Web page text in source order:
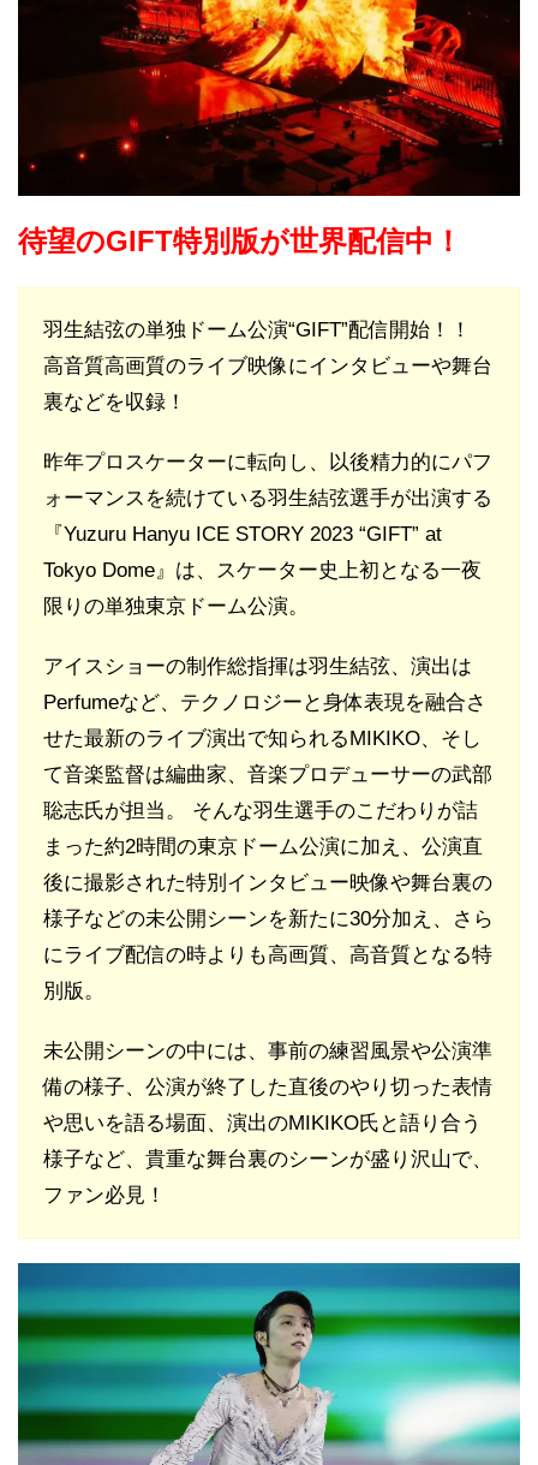
待望のGIFT特別版が世界配信中！
羽生結弦の単独ドーム公演“GIFT”配信開始！！
高音質高画質のライブ映像にインタビューや舞台
裏などを収録！
昨年プロスケーターに転向し、以後精力的にパフ
ォーマンスを続けている羽生結弦選手が出演する
『Yuzuru Hanyu ICE STORY 2023 “GIFT” at
Tokyo Dome』は、スケーター史上初となる一夜
限りの単独東京ドーム公演。
アイスショーの制作総指揮は羽生結弦、演出は
Perfumeなど、テクノロジーと身体表現を融合さ
せた最新のライブ演出で知られるMIKIKO、そし
て音楽監督は編曲家、音楽プロデューサーの武部
聡志氏が担当。 そんな羽生選手のこだわりが詰
まった約2時間の東京ドーム公演に加え、公演直
後に撮影された特別インタビュー映像や舞台裏の
様子などの未公開シーンを新たに30分加え、さら
にライブ配信の時よりも高画質、高音質となる特
別版。
未公開シーンの中には、事前の練習風景や公演準
備の様子、公演が終了した直後のやり切った表情
や思いを語る場面、演出のMIKIKO氏と語り合う
様子など、貴重な舞台裏のシーンが盛り沢山で、
ファン必見！